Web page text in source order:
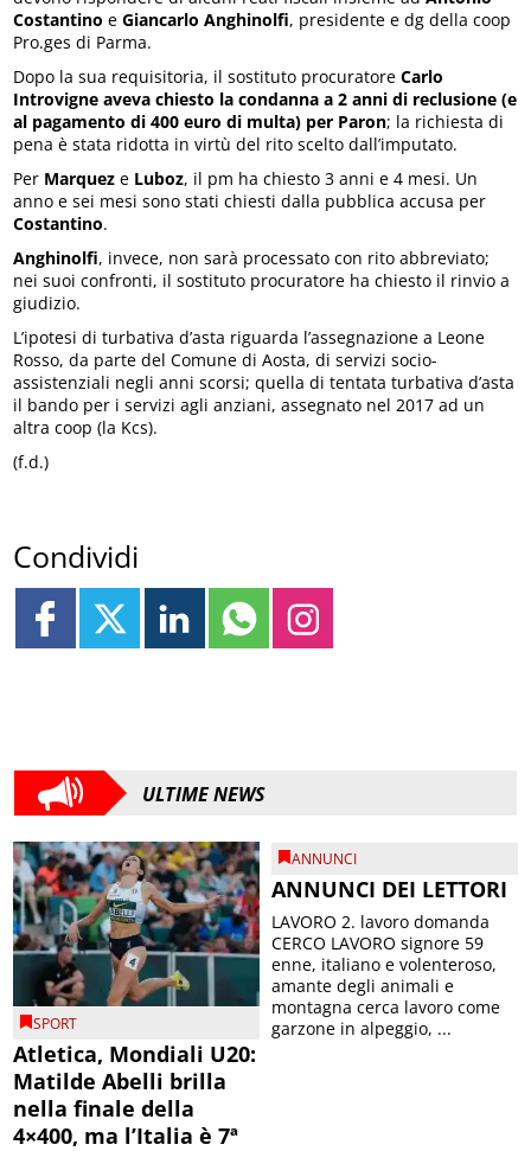
Costantino eGiancarlo Anghinolfi, presidente e dg della coop
Pro.ges di Parma.
Dopo la sua requisitoria, il sostituto procuratoreCarlo
Introvigne aveva chiesto la condanna a 2 anni di reclusione (e
al pagamento di 400 euro di multa) per Paron; la richiesta di
pena è stata ridotta in virtù del rito scelto dall’imputato.
Per Marquez e Luboz, il pm ha chiesto 3 anni e 4 mesi. Un
anno e sei mesi sono stati chiesti dalla pubblica accusa per
Costantino.
Anghinolfi, invece, non sarà processato con rito abbreviato;
nei suoi confronti, il sostituto procuratore ha chiesto il rinvio a
giudizio.
L’ipotesi di turbativa d’asta riguarda l’assegnazione a Leone
Rosso, da parte del Comune di Aosta, di servizi socio-
assistenziali negli anni scorsi; quella di tentata turbativa d’asta
il bando per i servizi agli anziani, assegnato nel 2017 ad un
altra coop (la Kcs).
(f.d.)
Condividi
ULTIME NEWS
SPORT
Atletica, Mondiali U20:
Matilde Abelli brilla
nella finale della
4×400, ma l’Italia è 7ª
ANNUNCI
ANNUNCI DEI LETTORI
LAVORO 2. lavoro domanda
CERCO LAVORO signore 59
enne, italiano e volenteroso,
amante degli animali e
montagna cerca lavoro come
garzone in alpeggio, ...